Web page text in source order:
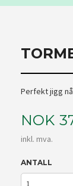
Perfekt jigg
Pris
NOK
inkl. mva.
ANTALL